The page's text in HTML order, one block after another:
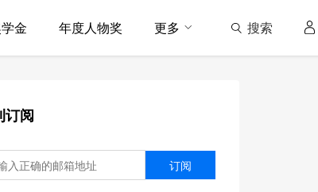
金 年度人物奖 更多 搜索
订阅
订阅